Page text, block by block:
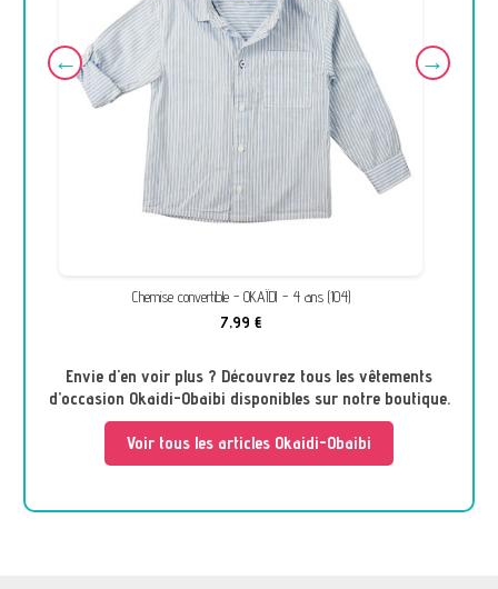
Chemise convertible - OKAÏDI - 4 ans (104)
7,99 €
Envie d'en voir plus ? Découvrez tous les vêtements
d’occasion Okaidi-Obaibi disponibles sur notre boutique.
Voir tous les articles Okaidi-Obaibi